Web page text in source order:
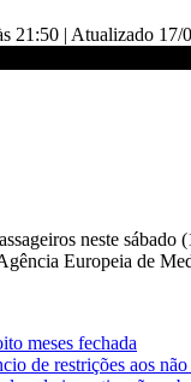
21:50 | Atualizado 17/
neste
Europeia de
meses fechada
de restrições aos